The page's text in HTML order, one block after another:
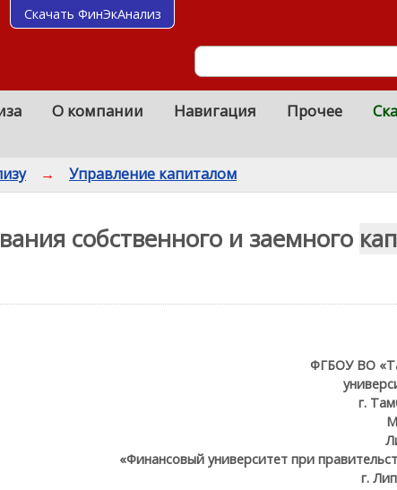
О компании Навигация Прочее
→ Управление капиталом
собственного и заемного
ФГБОУ ВО
г.
«Финансовый университет при
г.
Скачать ФинЭкАнализ